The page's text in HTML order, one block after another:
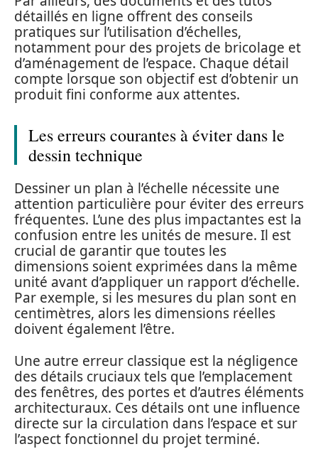
détaillés en ligne offrent des conseils
pratiques sur l’utilisation d’échelles,
notamment pour des projets de bricolage et
d’aménagement de l’espace. Chaque détail
compte lorsque son objectif est d’obtenir un
produit fini conforme aux attentes.
Les erreurs courantes à éviter dans le
dessin technique
Dessiner un plan à l’échelle nécessite une
attention particulière pour éviter des erreurs
fréquentes. L’une des plus impactantes est la
confusion entre les unités de mesure. Il est
crucial de garantir que toutes les
dimensions soient exprimées dans la même
unité avant d’appliquer un rapport d’échelle.
Par exemple, si les mesures du plan sont en
centimètres, alors les dimensions réelles
doivent également l’être.
Une autre erreur classique est la négligence
des détails cruciaux tels que l’emplacement
des fenêtres, des portes et d’autres éléments
architecturaux. Ces détails ont une influence
directe sur la circulation dans l’espace et sur
l’aspect fonctionnel du projet terminé.